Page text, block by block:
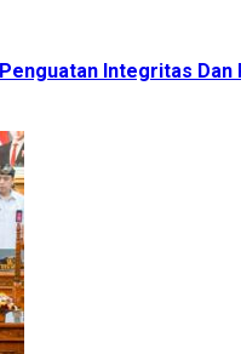
Integritas Dan